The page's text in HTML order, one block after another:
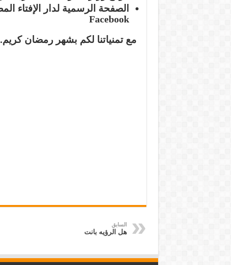
Facebook
مع تمنياتنا لكم بشهر رمضان كريم.
السابق
هل الرؤيه بانت